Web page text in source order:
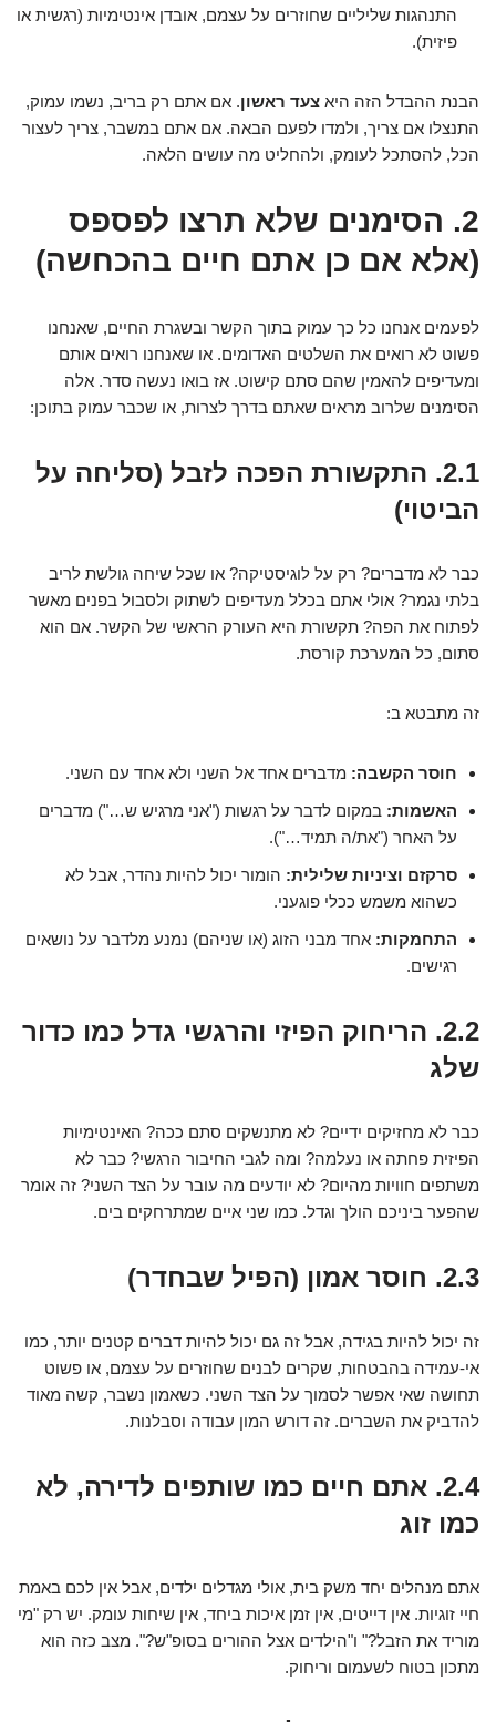
התנהגות שליליים שחוזרים על עצמם, אובדן אינטימיות (רגשית או
פיזית).
הבנת ההבדל הזה היא צעד ראשון. אם אתם רק בריב, נשמו עמוק,
התנצלו אם צריך, ולמדו לפעם הבאה. אם אתם במשבר, צריך לעצור
הכל, להסתכל לעומק, ולהחליט מה עושים הלאה.
2. הסימנים שלא תרצו לפספס
(אלא אם כן אתם חיים בהכחשה)
לפעמים אנחנו כל כך עמוק בתוך הקשר ובשגרת החיים, שאנחנו
פשוט לא רואים את השלטים האדומים. או שאנחנו רואים אותם
ומעדיפים להאמין שהם סתם קישוט. אז בואו נעשה סדר. אלה
הסימנים שלרוב מראים שאתם בדרך לצרות, או שכבר עמוק בתוכן:
2.1. התקשורת הפכה לזבל (סליחה על
הביטוי)
כבר לא מדברים? רק על לוגיסטיקה? או שכל שיחה גולשת לריב
בלתי נגמר? אולי אתם בכלל מעדיפים לשתוק ולסבול בפנים מאשר
לפתוח את הפה? תקשורת היא העורק הראשי של הקשר. אם הוא
סתום, כל המערכת קורסת.
זה מתבטא ב:
חוסר הקשבה: מדברים אחד אל השני ולא אחד עם השני.
האשמות: במקום לדבר על רגשות ("אני מרגיש ש…") מדברים
על האחר ("את/ה תמיד…").
סרקזם וציניות שלילית: הומור יכול להיות נהדר, אבל לא
כשהוא משמש ככלי פוגעני.
התחמקות: אחד מבני הזוג (או שניהם) נמנע מלדבר על נושאים
רגישים.
2.2. הריחוק הפיזי והרגשי גדל כמו כדור
שלג
כבר לא מחזיקים ידיים? לא מתנשקים סתם ככה? האינטימיות
הפיזית פחתה או נעלמה? ומה לגבי החיבור הרגשי? כבר לא
משתפים חוויות מהיום? לא יודעים מה עובר על הצד השני? זה אומר
שהפער ביניכם הולך וגדל. כמו שני איים שמתרחקים בים.
2.3. חוסר אמון (הפיל שבחדר)
זה יכול להיות בגידה, אבל זה גם יכול להיות דברים קטנים יותר, כמו
אי-עמידה בהבטחות, שקרים לבנים שחוזרים על עצמם, או פשוט
תחושה שאי אפשר לסמוך על הצד השני. כשאמון נשבר, קשה מאוד
להדביק את השברים. זה דורש המון עבודה וסבלנות.
2.4. אתם חיים כמו שותפים לדירה, לא
כמו זוג
אתם מנהלים יחד משק בית, אולי מגדלים ילדים, אבל אין לכם באמת
חיי זוגיות. אין דייטים, אין זמן איכות ביחד, אין שיחות עומק. יש רק "מי
מוריד את הזבל?" ו"הילדים אצל ההורים בסופ"ש?". מצב כזה הוא
מתכון בטוח לשעמום וריחוק.